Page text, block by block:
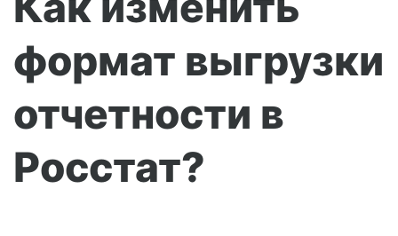
формат выгрузки
отчетности в
Росстат?